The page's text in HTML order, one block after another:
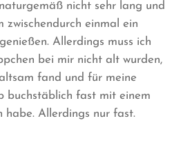
nicht sehr lang und
zwischendurch einmal ein
Allerdings muss ich
bei mir nicht alt wurden,
fand und für meine
buchstäblich fast mit einem
habe. Allerdings nur fast.